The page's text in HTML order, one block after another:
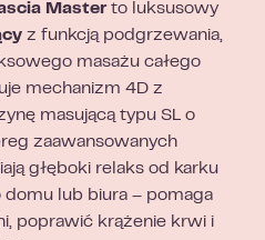
Masterto luksusowy
z funkcją podgrzewania,
masażu całego
mechanizm 4D z
masującą typu SL o
zaawansowanych
głęboki relaks od karku
lub biura – pomaga
poprawić krążenie krwi i